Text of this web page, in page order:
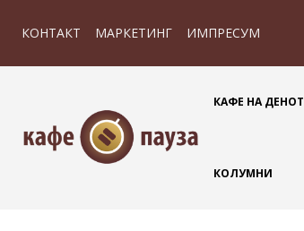
КОНТАКТ МАРКЕТИНГ ИМПРЕСУМ
КАФЕ НА ДЕНОТ
КОЛУМНИ